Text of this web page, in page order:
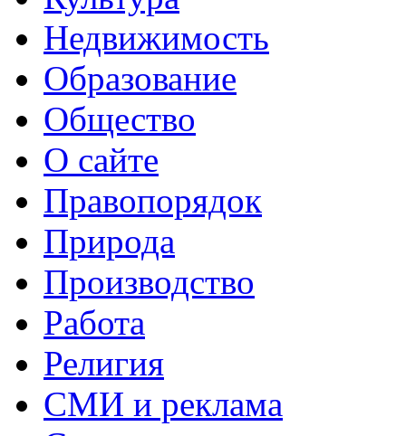
Недвижимость
Образование
Общество
О сайте
Правопорядок
Природа
Производство
Работа
Религия
СМИ и реклама